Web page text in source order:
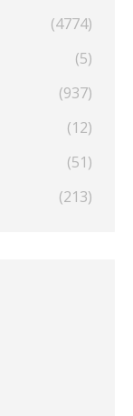
(4774)
(5)
(937)
(12)
(51)
(213)